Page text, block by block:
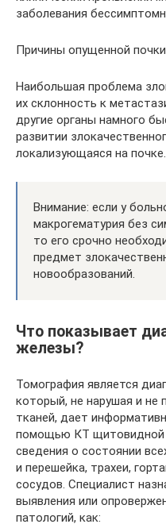
заболевания
Причины опущенной
Наибольшая проблема
их склонность к
другие органы намного
развитии
локализующаяся на почке.
Внимание: если у
макрогематурия без
то его срочно
предмет
новообразований.
Что показывает
железы?
Томография является
который, не нарушая и не
тканей, дает
помощью КТ щитовидной
сведения о состоянии
и перешейка, трахеи,
сосудов. Специалист
выявления или
патологий, как: